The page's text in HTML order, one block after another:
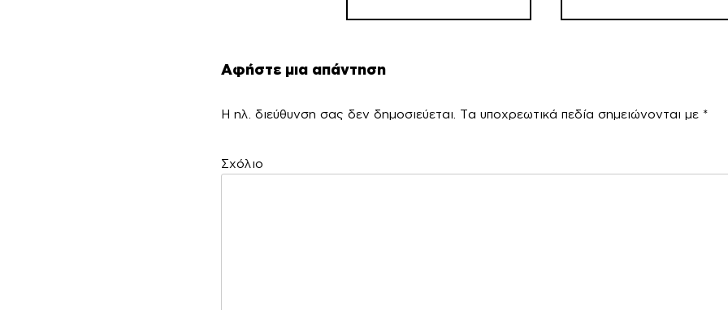
Αφήστε μια απάντηση
Η ηλ. διεύθυνση σας δεν δημοσιεύεται. Τα υποχρεωτικά πεδία σημειώνονται με *